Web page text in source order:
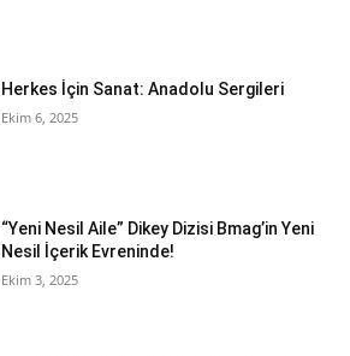
Herkes İçin Sanat: Anadolu Sergileri
Ekim 6, 2025
“Yeni Nesil Aile” Dikey Dizisi Bmag’in Yeni
Nesil İçerik Evreninde!
Ekim 3, 2025